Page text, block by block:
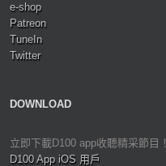
e-shop
Patreon
TuneIn
Twitter
DOWNLOAD
立即下載D100 app收聽精采節目！
D100 App iOS 用戶